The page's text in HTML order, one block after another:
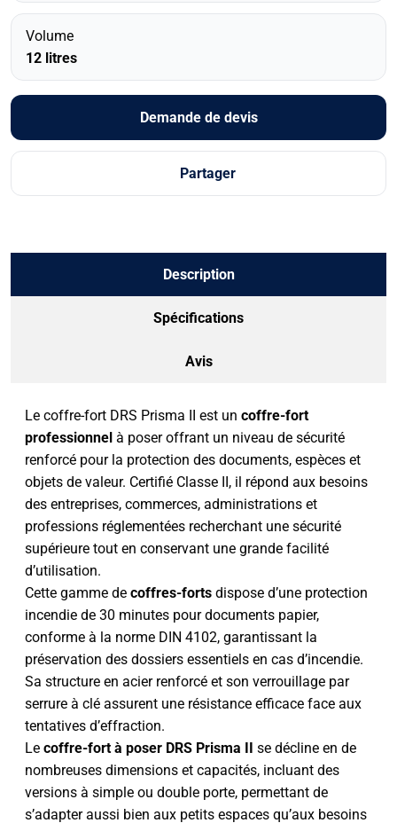
Volume
12 litres
Demande de devis
Partager
Description
Spécifications
Avis
Le coffre-fort DRS Prisma II est un coffre-fort
professionnel à poser offrant un niveau de sécurité
renforcé pour la protection des documents, espèces et
objets de valeur. Certifié Classe II, il répond aux besoins
des entreprises, commerces, administrations et
professions réglementées recherchant une sécurité
supérieure tout en conservant une grande facilité
d’utilisation.
Cette gamme de coffres-forts dispose d’une protection
incendie de 30 minutes pour documents papier,
conforme à la norme DIN 4102, garantissant la
préservation des dossiers essentiels en cas d’incendie.
Sa structure en acier renforcé et son verrouillage par
serrure à clé assurent une résistance efficace face aux
tentatives d’effraction.
Le coffre-fort à poser DRS Prisma II se décline en de
nombreuses dimensions et capacités, incluant des
versions à simple ou double porte, permettant de
s’adapter aussi bien aux petits espaces qu’aux besoins